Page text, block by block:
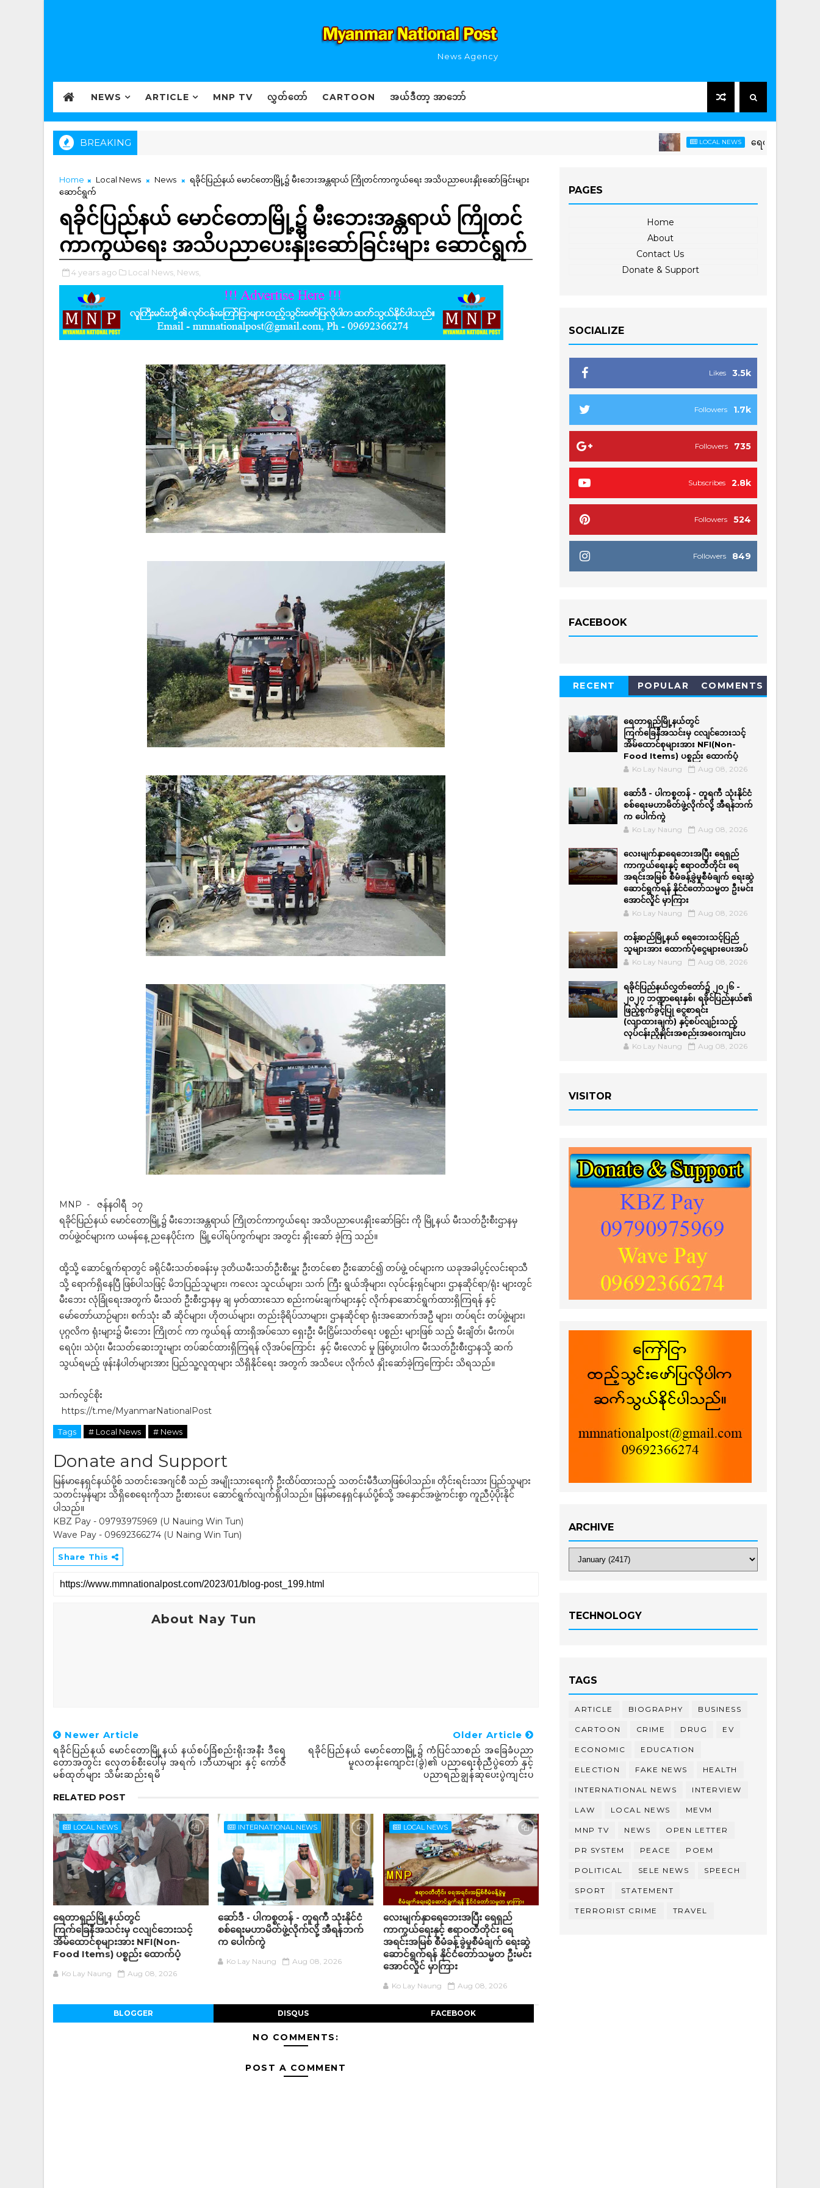
News Agency
NEWS ARTICLE MNP TV လွှတ်တော် CARTOON အယ်ဒီတာ့ အာဘော်
BREAKING LOCAL NEWS ရေတာရှည်မြို့နယ်တွင် ကြက်ခ
Home Local News News
ရခိုင်ပြည်နယ် မောင်တောမြို့၌ မီးဘေးအန္တရာယ် ကြိုတင်ကာကွယ်ရေး အသိပညာပေးနှိုးဆော်ခြင်းများ
ဆောင်ရွက်
ရခိုင်ပြည်နယ် မောင်တောမြို့၌ မီးဘေးအန္တရာယ် ကြိုတင်
ကာကွယ်ရေး အသိပညာပေးနှိုးဆော်ခြင်းများ ဆောင်ရွက်
4 years ago Local News, News,
MNP - ဇန်နဝါရီ ၁၇
ရခိုင်ပြည်နယ် မောင်တောမြို့၌ မီးဘေးအန္တရာယ် ကြိုတင်ကာကွယ်ရေး အသိပညာပေးနှိုးဆော်ခြင်း ကို မြို့နယ် မီးသတ်ဦးစီးဌာနမှ
တပ်ဖွဲ့ဝင်များက ယမန်နေ့ ညနေပိုင်းက မြို့ပေါ်ရပ်ကွက်များ အတွင်း နှိုးဆော် ခဲ့ကြ သည်။
ထို့သို့ ဆောင်ရွက်ရာတွင် ခရိုင်မီးသတ်စခန်းမှ ဒုတိယမီးသတ်ဦးစီးမှူး ဦးတင်စော ဦးဆောင်၍ တပ်ဖွဲ့ ဝင်များက ယခုအခါပွင့်လင်းရာသီ
သို့ ရောက်ရှိနေပြီ ဖြစ်ပါသဖြင့် မိဘပြည်သူများ၊ ကလေး သူငယ်များ၊ သက် ကြီး ရွယ်အိုများ၊ လုပ်ငန်းရှင်များ၊ ဌာနဆိုင်ရာ/ရုံး များတွင်
မီးဘေး လုံခြုံရေးအတွက် မီးသတ် ဦးစီးဌာနမှ ချ မှတ်ထားသော စည်းကမ်းချက်များနှင့် လိုက်နာဆောင်ရွက်ထားရှိကြရန် နှင့်
မော်တော်ယာဉ်များ၊ စက်သုံး ဆီ ဆိုင်များ၊ ဟိုတယ်များ၊ တည်းခိုရိပ်သာများ၊ ဌာနဆိုင်ရာ ရုံးအဆောက်အဦ များ၊ တပ်ရင်း တပ်ဖွဲ့များ၊
ပုဂ္ဂလိက ရုံးများ၌ မီးဘေး ကြိုတင် ကာ ကွယ်ရန် ထားရှိအပ်သော ရှေးဦး မီးငြှိမ်းသတ်ရေး ပစ္စည်း များဖြစ် သည့် မီးချိတ်၊ မီးကပ်၊
ရေပုံး၊ သဲပုံး၊ မီးသတ်ဆေးဘူးများ တပ်ဆင်ထားရှိကြရန် လိုအပ်ကြောင်း နှင့် မီးလောင် မှု ဖြစ်ပွားပါက မီးသတ်ဦးစီးဌာနသို့ ဆက်
သွယ်ရမည့် ဖုန်းနံပါတ်များအား ပြည်သူ့လူထုများ သိရှိနိုင်ရေး အတွက် အသိပေး လိုက်လံ နှိုးဆော်ခဲ့ကြကြောင်း သိရသည်။
သက်လွင်စိုး
https://t.me/MyanmarNationalPost
Tags # Local News # News
Donate and Support
မြန်မာနေရှင်နယ်ပို့စ် သတင်းအေဂျင်စီ သည် အမျိုးသားရေးကို ဦးထိပ်ထားသည့် သတင်းမီဒီယာဖြစ်ပါသည်။ တိုင်းရင်းသား ပြည်သူများ
သတင်းမှန်များ သိရှိစေရေးကိုသာ ဦးစားပေး ဆောင်ရွက်လျက်ရှိပါသည်။ မြန်မာနေရှင်နယ်ပို့စ်သို့ အနှောင်အဖွဲ့ကင်းစွာ ကူညီပံ့ပိုးနိုင်
ပါသည်။
KBZ Pay - 09793975969 (U Nauing Win Tun)
Wave Pay - 09692366274 (U Naing Win Tun)
Share This
About Nay Tun
Newer Article
ရခိုင်ပြည်နယ် မောင်တောမြို့နယ် နယ်စပ်ခြံစည်းရိုးအနီး ဒီရေ
တောအတွင်း လှေတစ်စီးပေါ်မှ အရက် ၊ဘီယာများ နှင့် ကော်ဇီ
မစ်ထုတ်များ သိမ်းဆည်းရမိ
Older Article
ရခိုင်ပြည်နယ် မောင်တောမြို့၌ ကံပြင်သာစည် အခြေခံပညာ
မူလတန်းကျောင်း(ခွဲ)၏ ပညာရေးစုံညီပွဲတော် နှင့်
ပညာရည်ချွန်ဆုပေးပွဲကျင်းပ
RELATED POST
LOCAL NEWS
ရေတာရှည်မြို့နယ်တွင်
ကြက်ခြေနီအသင်းမှ ငလျင်ဘေးသင့်
အိမ်‌ထောင်စုများအား NFI(Non-
Food Items) ပစ္စည်း ထောက်ပံ့
Ko Lay Naung Aug 08, 2026
INTERNATIONAL NEWS
ဆော်ဒီ - ပါကစ္စတန် - တူရကီ သုံးနိုင်ငံ
စစ်ရေးမဟာမိတ်ဖွဲ့လိုက်လို့ အီရန်ဘက်
က ပေါက်ကွဲ
Ko Lay Naung Aug 08, 2026
LOCAL NEWS
လေးမျက်နှာရေဘေးအပြီး ရေရှည်
ကာကွယ်ရေးနှင့် ဧရာဝတီတိုင်း ရေ
အရင်းအမြစ် စီမံခန့်ခွဲမှုစီမံချက် ရေးဆွဲ
ဆောင်ရွက်ရန် နိုင်ငံတော်သမ္မတ ဦးမင်း
အောင်လှိုင် မှာကြား
Ko Lay Naung Aug 08, 2026
BLOGGER DISQUS FACEBOOK
NO COMMENTS:
POST A COMMENT
PAGES
Home
About
Contact Us
Donate & Support
SOCIALIZE
3.5k
Likes
1.7k
Followers
735
Followers
2.8k
Subscribes
524
Followers
849
Followers
FACEBOOK
RECENT POPULAR COMMENTS
ရေတာရှည်မြို့နယ်တွင်
ကြက်ခြေနီအသင်းမှ ငလျင်ဘေးသင့်
အိမ်‌ထောင်စုများအား NFI(Non-
Food Items) ပစ္စည်း ထောက်ပံ့
Ko Lay Naung Aug 08, 2026
ဆော်ဒီ - ပါကစ္စတန် - တူရကီ သုံးနိုင်ငံ
စစ်ရေးမဟာမိတ်ဖွဲ့လိုက်လို့ အီရန်ဘက်
က ပေါက်ကွဲ
Ko Lay Naung Aug 08, 2026
လေးမျက်နှာရေဘေးအပြီး ရေရှည်
ကာကွယ်ရေးနှင့် ဧရာဝတီတိုင်း ရေ
အရင်းအမြစ် စီမံခန့်ခွဲမှုစီမံချက် ရေးဆွဲ
ဆောင်ရွက်ရန် နိုင်ငံတော်သမ္မတ ဦးမင်း
အောင်လှိုင် မှာကြား
Ko Lay Naung Aug 08, 2026
တန့်ဆည်မြို့နယ် ရေဘေးသင့်ပြည်
သူများအား ထောက်ပံ့ငွေများပေးအပ်
Ko Lay Naung Aug 08, 2026
ရခိုင်ပြည်နယ်လွှတ်တော်၌ ၂၀၂၆ -
၂၀၂၇ ဘဏ္ဍာရေးနှစ်၊ ရခိုင်ပြည်နယ်၏
ဖြည့်စွက်ခွင့်ပြု ငွေစာရင်း
(လျာထားချက်) နှင့်စပ်လျဉ်းသည့်
လုပ်ငန်းညှိနှိုင်းအစည်းအဝေးကျင်းပ
Ko Lay Naung Aug 08, 2026
VISITOR
ARCHIVE
TECHNOLOGY
TAGS
ARTICLE BIOGRAPHY BUSINESS
CARTOON CRIME DRUG EV
ECONOMIC EDUCATION
ELECTION FAKE NEWS HEALTH
INTERNATIONAL NEWS INTERVIEW
LAW LOCAL NEWS MEVM
MNP TV NEWS OPEN LETTER
PR SYSTEM PEACE POEM
POLITICAL SELE NEWS SPEECH
SPORT STATEMENT
TERRORIST CRIME TRAVEL